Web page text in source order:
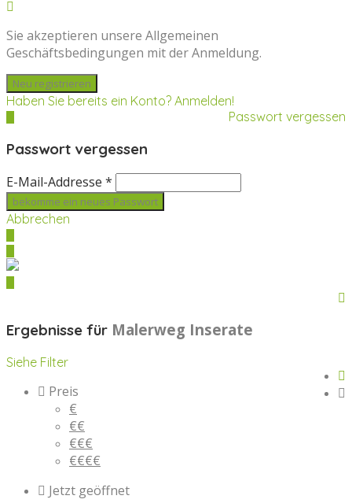
Sie akzeptieren unsere Allgemeinen
Geschäftsbedingungen mit der Anmeldung.
Haben Sie bereits ein Konto? Anmelden!
Passwort vergessen
Passwort vergessen
E-Mail-Addresse *
Abbrechen
Ergebnisse für Malerweg Inserate
Siehe Filter
Preis
€
€€
€€€
€€€€
Jetzt geöffnet